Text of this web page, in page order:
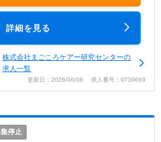
詳細を見る
株式会社まごころケアー研究センターの
求人一覧
更新日：2026/06/08 求人番号：9739669
停止